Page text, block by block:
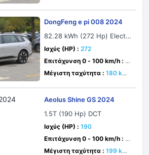
DongFeng e pi 008 2024
82.28 kWh (272 Hp) Electri
c
Ισχύς (HP) : 272
Επιτάχυνση 0 - 100 km/h : δε
υτ.
Μέγιστη ταχύτητα : 180 km/
Aeolus Shine GS 2024
1.5T (190 Hp) DCT
Ισχύς (HP) : 190
Επιτάχυνση 0 - 100 km/h : 7.
2 δευτ.
Μέγιστη ταχύτητα : 199 km/